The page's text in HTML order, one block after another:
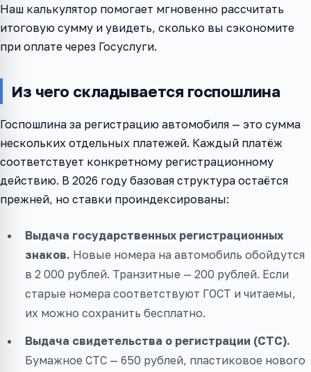
Наш калькулятор помогает мгновенно рассчитать
итоговую сумму и увидеть, сколько вы сэкономите
при оплате через Госуслуги.
Из чего складывается госпошлина
Госпошлина за регистрацию автомобиля — это сумма
нескольких отдельных платежей. Каждый платёж
соответствует конкретному регистрационному
действию. В 2026 году базовая структура остаётся
прежней, но ставки проиндексированы:
Выдача государственных регистрационных
знаков. Новые номера на автомобиль обойдутся
в 2 000 рублей. Транзитные — 200 рублей. Если
старые номера соответствуют ГОСТ и читаемы,
их можно сохранить бесплатно.
Выдача свидетельства о регистрации (СТС).
Бумажное СТС — 650 рублей, пластиковое нового